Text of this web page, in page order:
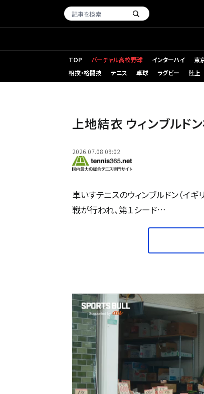
TOP バーチャル高校野球 インターハイ 東
相撲・格闘技
テニス 卓球 ラグビー 陸上
上地結衣 ウィンブルド
2026.07.08 09:02
車いすテニスのウィンブルドン（イギ
戦が行われ、第１シード…